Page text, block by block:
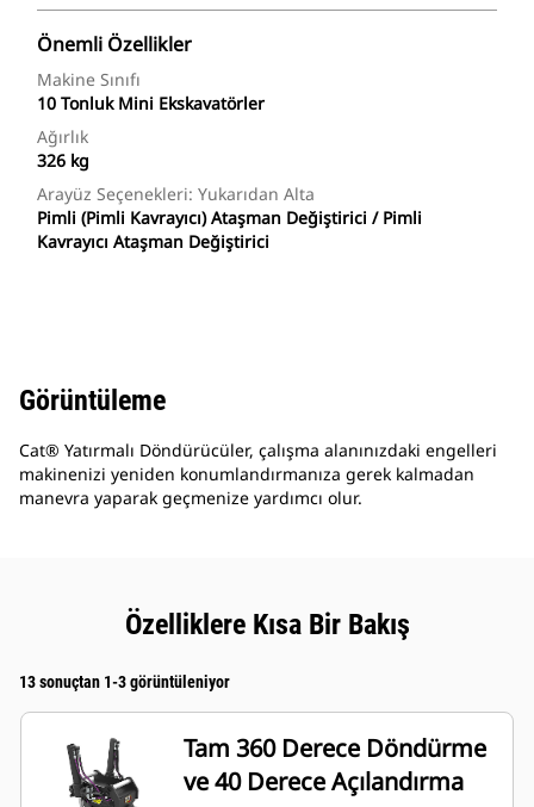
Önemli Özellikler
Makine Sınıfı
10 Tonluk Mini Ekskavatörler
Ağırlık
326 kg
Arayüz Seçenekleri: Yukarıdan Alta
Pimli (Pimli Kavrayıcı) Ataşman Değiştirici / Pimli
Kavrayıcı Ataşman Değiştirici
Görüntüleme
Cat® Yatırmalı Döndürücüler, çalışma alanınızdaki engelleri
makinenizi yeniden konumlandırmanıza gerek kalmadan
manevra yaparak geçmenize yardımcı olur.
Özelliklere Kısa Bir Bakış
13 sonuçtan 1-3 görüntüleniyor
Tam 360 Derece Döndürme
ve 40 Derece Açılandırma